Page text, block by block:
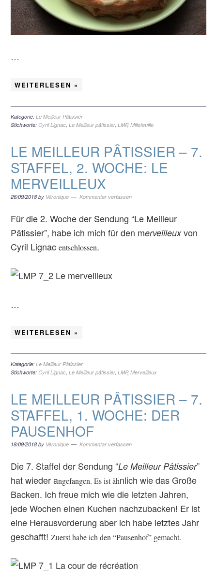
…
WEITERLESEN »
Kategorie:Le Meilleur Pâtissier
Stichworte:Cyril Lignac,Le Meilleur pâtissier,LMP,Millefeuille
LE MEILLEUR PÂTISSIER – 7.
STAFFEL, 2. WOCHE: LE
MERVEILLEUX
26/09/2018 by Véronique Kommentar verfassen
Für die 2. Woche der Sendung “Le Meilleur
Pâtissier”, habe ich mich für den merveilleuxvon
Cyril Lignacentschlossen.
…
WEITERLESEN »
Kategorie:Le Meilleur Pâtissier
Stichworte:Cyril Lignac,Le Meilleur pâtissier,LMP,Merveilleux
LE MEILLEUR PÂTISSIER – 7.
STAFFEL, 1. WOCHE: DER
PAUSENHOF
18/09/2018 by Véronique Kommentar verfassen
Die 7. Staffel der Sendung “Le Meilleur Pâtissier”
hat wieder angefangen. Es ist ähnlich wie das Große
Backen. Ich freue mich wie die letzten Jahren,
jede Wochen einen Kuchen nachzubacken! Er ist
eine Herausvorderung aber ich habe letztes Jahr
geschafft!Zuerst habe ich den “Pausenhof” gemacht.